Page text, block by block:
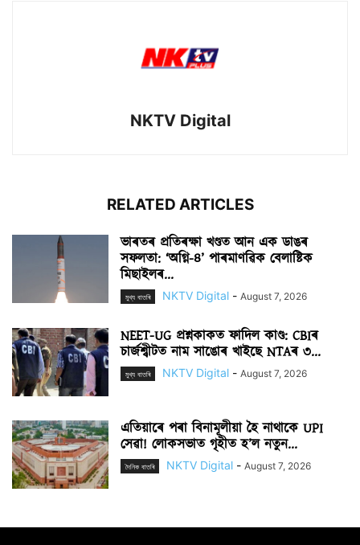
NKTV Digital
RELATED ARTICLES
ভাৰতৰ প্ৰতিৰক্ষা খণ্ডত আন এক ডাঙৰ
সফলতা: ‘অগ্নি-৪’ পাৰমাণৱিক বেলাষ্টিক
মিছাইলৰ...
মুখ্য বাতৰি NKTV Digital - August 7, 2026
NEET-UG প্ৰশ্নকাকত ফাদিল কাণ্ড: CBIৰ
চাৰ্জশ্বীটত নাম সাঙোৰ খাইছে NTAৰ ৩...
মুখ্য বাতৰি NKTV Digital - August 7, 2026
এতিয়াৰে পৰা বিনামূলীয়া হৈ নাথাকে UPI
সেৱা! লোকসভাত গৃহীত হ’ল নতুন...
দৈনিক বাতৰি NKTV Digital - August 7, 2026